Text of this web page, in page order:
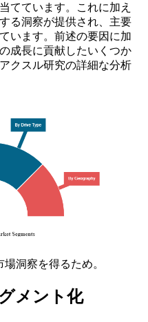
てています。これに加え
る洞察が提供され、主要
います。前述の要因に加
成長に貢献したいくつか
クスル研究の詳細な分析
場洞察を得るため。
メント化